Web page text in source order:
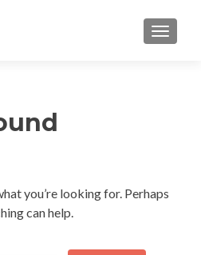
you’re looking for. Perhaps
can help.